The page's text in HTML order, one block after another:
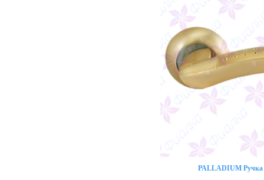
PALLADIUM Ручка